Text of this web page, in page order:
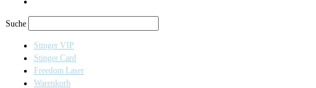
Suche
Stinger VIP
Stinger Card
Freedom Laser
Warenkorb